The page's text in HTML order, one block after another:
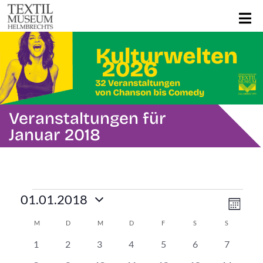
Veranstaltungen für
Januar 2018
Veranstaltungen
01.01.2018
Kalender
von
MMONTAGDDIENSTAGMMITTWOCH
D DONNERSTAG
F S SAMSTAGS
0
1
0
2
0
3
0
4
0
5
0
6
0
7